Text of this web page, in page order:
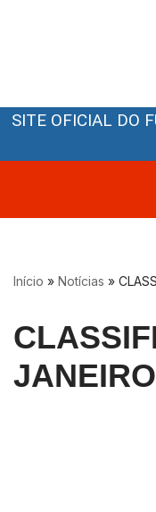
conteúdo
SITE OFICIAL DO
Início » Notícias »
JANEIRO